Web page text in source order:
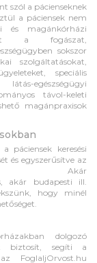
szól a pácienseknek
a páciensek nem
és magánkórházi
a fogászat,
sokszor
szolgáltatásokat,
speciális
egészségügyi
távol-keleti
magánpraxisok
páciensek keresési
és egyszerűsítve az
Akár
akár budapesti ill.
hogy minél
dolgozó
biztosít, segíti a
FoglaljOrvost.hu